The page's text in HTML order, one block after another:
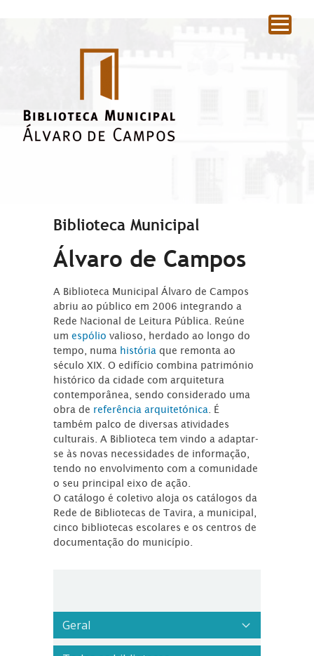
Biblioteca Municipal
Álvaro de Campos
A Biblioteca Municipal Álvaro de Campos
abriu ao público em 2006 integrando a
Rede Nacional de Leitura Pública. Reúne
umespóliovalioso, herdado ao longo do
tempo, numa história que remonta ao
século XIX. O edifício combina património
histórico da cidade com arquitetura
contemporânea, sendo considerado uma
obra de referência arquitetónica . É
também palco de diversas atividades
culturais. A Biblioteca tem vindo a adaptar-
se às novas necessidades de informação,
tendo no envolvimento com a comunidade
o seu principal eixo de ação.
O catálogo é coletivo aloja os catálogos da
Rede de Bibliotecas de Tavira, a municipal,
cinco bibliotecas escolares e os centros de
documentação do município.